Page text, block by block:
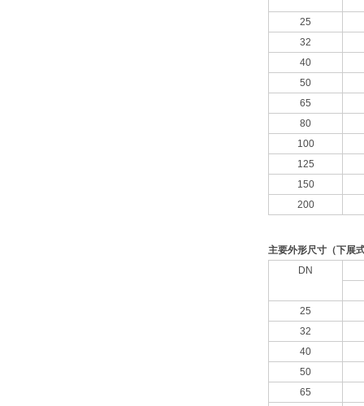
25
32
40
50
65
80
100
125
150
200
主要外形尺寸（下展
DN
25
32
40
50
65